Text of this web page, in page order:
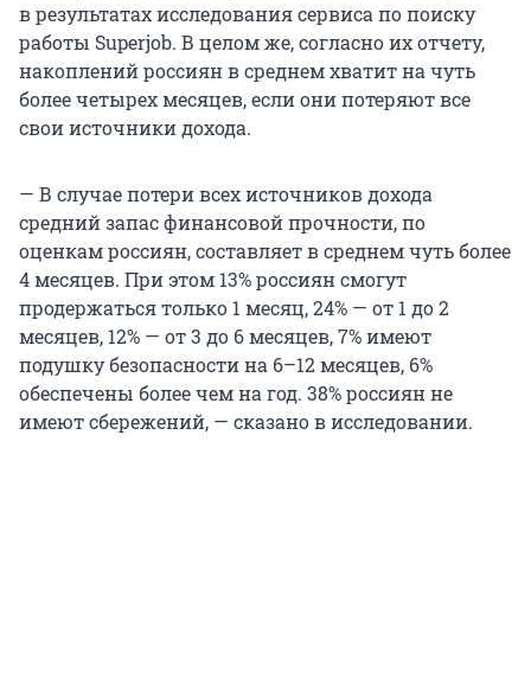
в результатах исследования сервиса по поиску
работы Superjob. В целом же, согласно их отчету,
накоплений россиян в среднем хватит на чуть
более четырех месяцев, если они потеряют все
свои источники дохода.
— В случае потери всех источников дохода
средний запас финансовой прочности, по
оценкам россиян, составляет в среднем чуть более
4 месяцев. При этом 13% россиян смогут
продержаться только 1 месяц, 24% — от 1 до 2
месяцев, 12% — от 3 до 6 месяцев, 7% имеют
подушку безопасности на 6–12 месяцев, 6%
обеспечены более чем на год. 38% россиян не
имеют сбережений, — сказано в исследовании.